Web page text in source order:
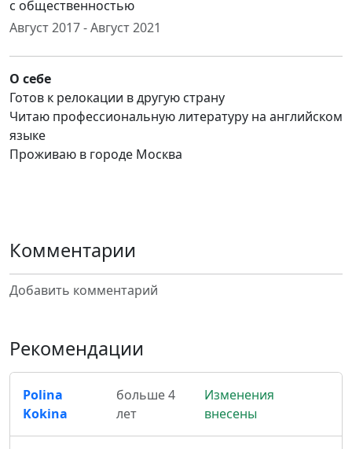
с общественностью
Август 2017 - Август 2021
О себе
Готов к релокации в другую страну
Читаю профессиональную литературу на английском
языке
Проживаю в городе Москва
Комментарии
Добавить комментарий
Рекомендации
Polina
Kokina
больше 4
лет
Изменения
внесены